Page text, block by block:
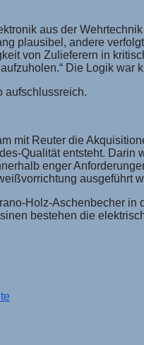
aus der
plausibel, andere
von Zulieferern in
Die Logik
aufschlussreich.
mit Reuter die
Qualität entsteht.
enger
ausgeführt
Holz-Aschenbecher
bestehen die